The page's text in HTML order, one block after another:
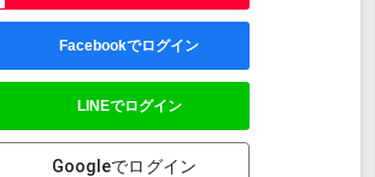
Facebookでログイン
LINEでログイン
Googleでログイン